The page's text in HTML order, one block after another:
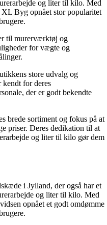
og liter til kilo. Med
Byg opnået stor popularitet
til murerværktøj og
for vægte og
store udvalg og
for deres
der er godt bekendte
brede sortiment og fokus på at
priser. Deres dedikation til at
og liter til kilo gør dem
i Jylland, der også har et
og liter til kilo. Med
opnået et godt omdømme